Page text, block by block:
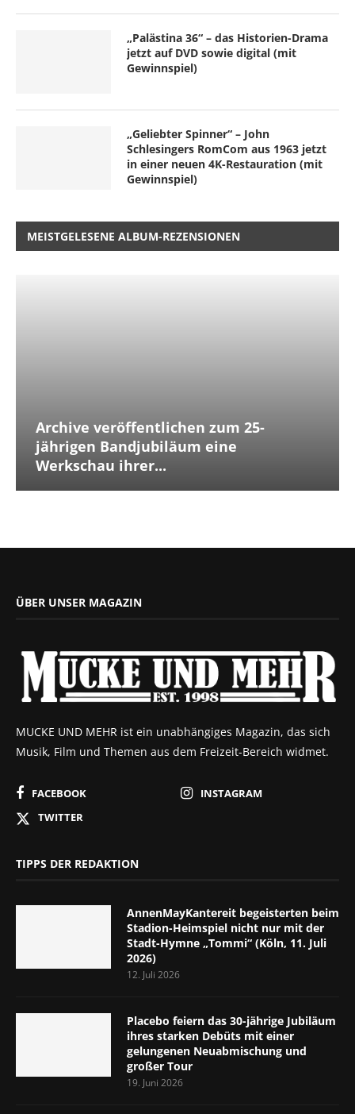
„Palästina 36“ – das Historien-Drama
jetzt auf DVD sowie digital (mit
Gewinnspiel)
„Geliebter Spinner“ – John
Schlesingers RomCom aus 1963 jetzt
in einer neuen 4K-Restauration (mit
Gewinnspiel)
MEISTGELESENE ALBUM-REZENSIONEN
Archive veröffentlichen zum 25-
jährigen Bandjubiläum eine
Werkschau ihrer...
ÜBER UNSER MAGAZIN
MUCKE UND MEHR ist ein unabhängiges Magazin, das sich
Musik, Film und Themen aus dem Freizeit-Bereich widmet.
FACEBOOK
INSTAGRAM
TWITTER
TIPPS DER REDAKTION
AnnenMayKantereit begeisterten beim
Stadion-Heimspiel nicht nur mit der
Stadt-Hymne „Tommi“ (Köln, 11. Juli
2026)
12. Juli 2026
Placebo feiern das 30-jährige Jubiläum
ihres starken Debüts mit einer
gelungenen Neuabmischung und
großer Tour
19. Juni 2026